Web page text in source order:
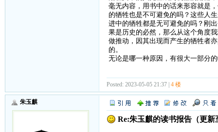
毫无内容，用书中的话来形容就是
的牺牲也是不可避免的吗？这些人
进中的牺牲都是无可避免的吗？刚
果是历史的必然，那么从这个角度
做推动，因其出现而产生的牺牲者
的。
无论是哪一种原因，有很大一部分
Posted: 2023-05-05 21:37 | 4 楼
朱玉麒
Re:朱玉麒的读书报告（更新